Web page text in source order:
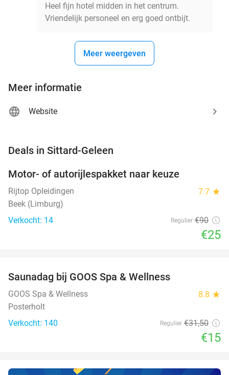
Heel fijn hotel midden in het centrum.
Vriendelijk personeel en erg goed ontbijt.
Meer weergeven
Meer informatie
Website
Deals in Sittard-Geleen
Motor- of autorijlespakket naar keuze
Rijtop Opleidingen 7.7 star
Beek (Limburg)
Verkocht: 14
Regulier €90
€25
TODAY
Saunadag bij GOOS Spa & Wellness
GOOS Spa & Wellness 8.8 star
Posterholt
Verkocht: 140
Regulier €31,50
€15